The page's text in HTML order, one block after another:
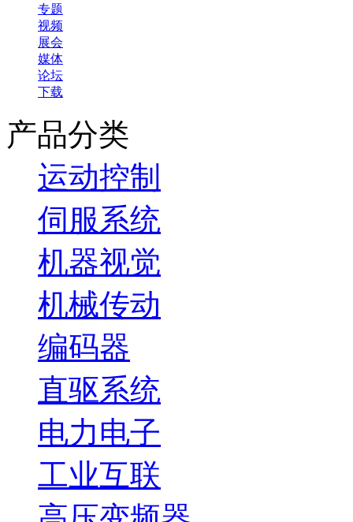
专题
视频
展会
媒体
论坛
下载
产品分类
运动控制
伺服系统
机器视觉
机械传动
编码器
直驱系统
电力电子
工业互联